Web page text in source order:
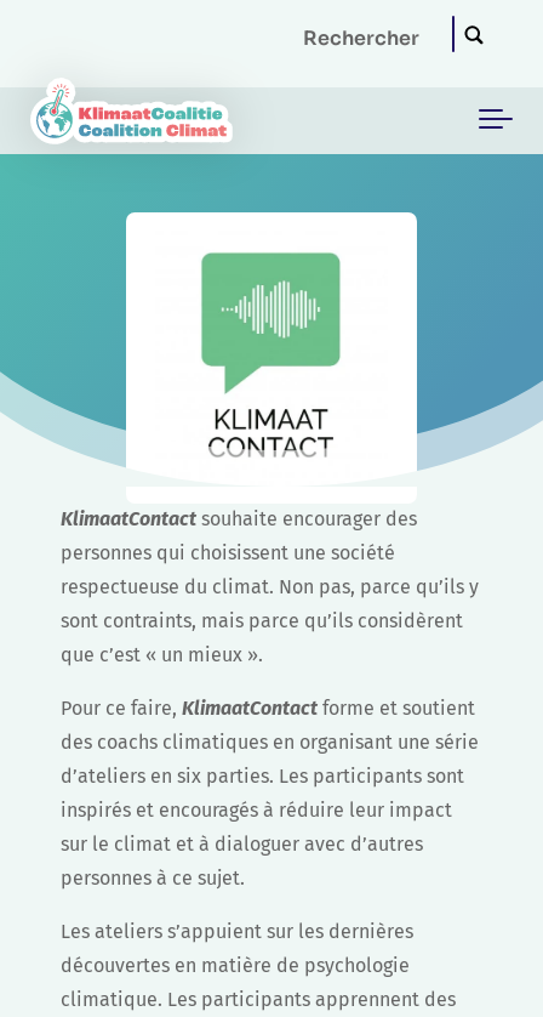
KlimaatContact souhaite encourager des
personnes qui choisissent une société
respectueuse du climat. Non pas, parce qu’ils y
sont contraints, mais parce qu’ils considèrent
que c’est « un mieux ».
Pour ce faire, KlimaatContact forme et soutient
des coachs climatiques en organisant une série
d’ateliers en six parties. Les participants sont
inspirés et encouragés à réduire leur impact
sur le climat et à dialoguer avec d’autres
personnes à ce sujet.
Les ateliers s’appuient sur les dernières
découvertes en matière de psychologie
climatique. Les participants apprennent des